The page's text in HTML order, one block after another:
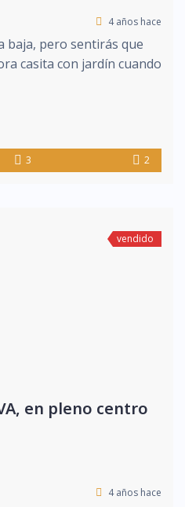
4 años hace
baja, pero sentirás que
casita con jardín cuando
3 2
vendido
en pleno centro
4 años hace